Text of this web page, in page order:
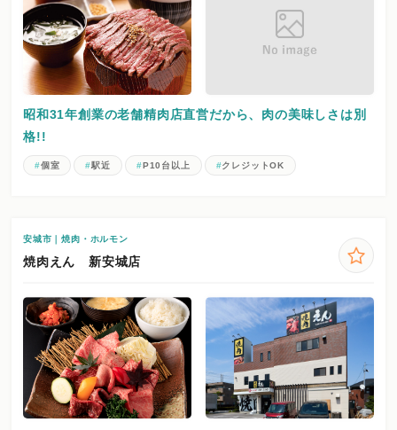
昭和31年創業の老舗精肉店直営だから、肉の美味しさは別
格!!
個室 駅近 P10台以上 クレジットOK
安城市｜焼肉・ホルモン
焼肉えん 新安城店